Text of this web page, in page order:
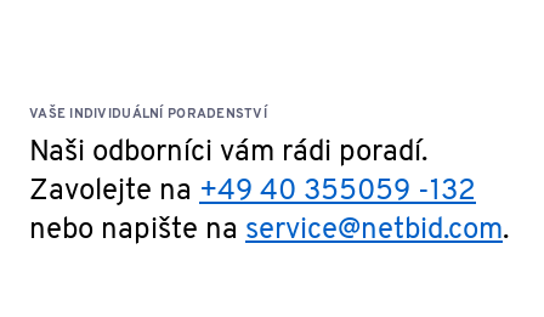
VAŠE INDIVIDUÁLNÍ PORADENSTVÍ
Naši odborníci vám rádi poradí.
Zavolejte na +49 40 355059 -132
nebo napište na service@netbid.com.